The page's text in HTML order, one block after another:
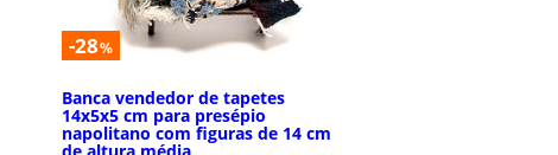
-28%
Banca vendedor de tapetes
14x5x5 cm para presépio
napolitano com figuras de 14 cm